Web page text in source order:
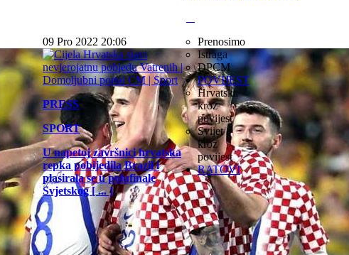
09 Pro 2022 20:06
PRESS
SPORT
U napetoj završnici hrvatska
repka pobijedila Brazil i
plasirala se u polufinale
Svjetskog [ ... ]
Prenosimo
Istraga
DPCM
POVIJEST
Hrvatska
kroz
povijest
Svijet
kroz
povijest
RATOVI